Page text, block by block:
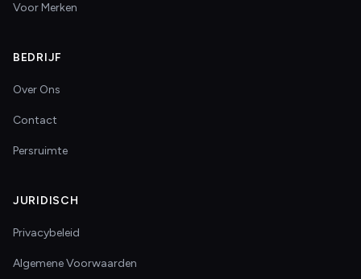
Voor Merken
BEDRIJF
Over Ons
Contact
Persruimte
JURIDISCH
Privacybeleid
Algemene Voorwaarden